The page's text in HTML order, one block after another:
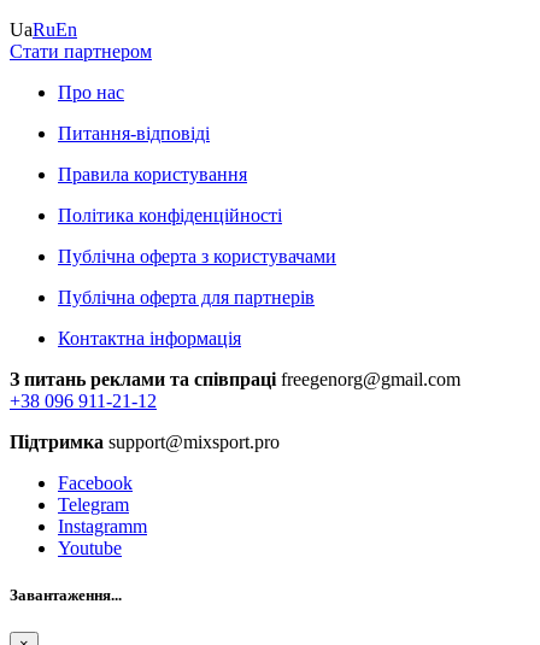
UaRuEn
Стати партнером
Про нас
Питання-відповіді
Правила користування
Політика конфіденційності
Публічна оферта з користувачами
Публічна оферта для партнерів
Контактна інформація
З питань реклами та співпраці freegenorg@gmail.com
+38 096 911-21-12
Підтримка support@mixsport.pro
Facebook
Telegram
Instagramm
Youtube
Завантаження...